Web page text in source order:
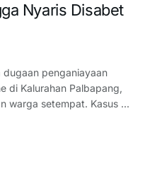
Nyaris Disabet
dugaan penganiayaan
di Kalurahan Palbapang,
warga setempat. Kasus ...